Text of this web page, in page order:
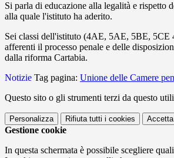
Si parla di educazione alla legalità e rispetto
alla quale l'istituto ha aderito.
Sei classi dell'istituto (4AE, 5AE, 5BE, 5CE
afferenti il processo penale e delle
dalla riforma Cartabia.
Notizie Tag pagina: Unione delle Camere
Questo sito o gli strumenti terzi da questo
Personalizza Rifiuta tutti i cookies
Gestione cookie
In questa schermata è possibile scegliere